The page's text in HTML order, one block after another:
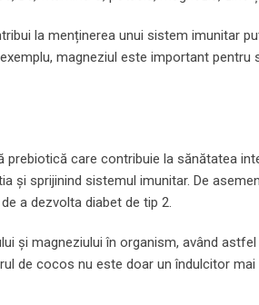
la menținerea unui sistem imunitar
magneziul este important pentru
care contribuie la sănătatea
și sprijinind sistemul imunitar. De
a dezvolta diabet de tip 2.
și magneziului în organism, având astfel
de cocos nu este doar un îndulcitor mai